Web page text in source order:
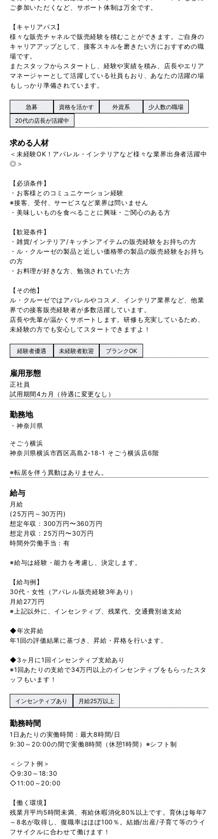
ご参加いただくなど、サポート体制は万全です。
【キャリアパス】
様々な販売チャネルで販売経験を積むことができます。ご自身の
キャリアアップとして、接客スキルを磨きたい方におすすめの職
場です。
またスタッフからスタートし、経験や実績を積み、店長やエリア
マネージャーとして活躍している社員もおり、あなたの活躍の場
もしっかり準備されています。
急募 資格を活かす 外資系
少人数の職場
20代の店長が活躍中
求める人材
＜未経験OK！アパレル・インテリアなど様々な業界出身者活躍中
◎＞
【必須条件】
・お客様とのコミュニケーション経験
※接客、受付、サービスなど業界は問いません
・美味しいものを食べることに興味・ご関心のある方
【歓迎条件】
・雑貨/インテリア/キッチンアイテムの販売経験をお持ちの方
・ル・クルーゼの製品と近しい価格帯の製品の販売経験をお持ち
の方
・お料理が好きな方、勉強されていた方
【その他】
ル・クルーゼではアパレルやコスメ、インテリア業界など、他業
界での接客販売経験者が多数活躍しています。
店長や先輩が温かくサポートします。研修も充実しているため、
未経験の方でも安心してスタートできますよ！
経験者優遇 未経験者歓迎 ブランクOK
雇用形態
正社員
試用期間4カ月（待遇に変更なし）
勤務地
神奈川県
そごう横浜
神奈川県横浜市西区高島2-18-1 そごう横浜店6階
※転居を伴う異動はありません。
給与
月給
(25万円～30万円)
想定年収：300万円〜360万円
想定月収：25万円〜30万円
時間外労働手当：有
※給与は経験・能力を考慮し、決定します。
【給与例】
30代・女性（アパレル販売経験3年あり）
月給27万円
※上記以外に、インセンティブ、残業代、交通費別途支給
◆年次昇給
年1回の評価結果に基づき、昇給・昇格を行います。
◆3ヶ月に1回インセンティブ支給あり
※1回あたりの支給で34万円以上のインセンティブをもらったスタ
ッフもいます！
インセンティブあり 月給25万以上
勤務時間
1日あたりの実働時間：最大8時間/日
9:30～20:00の間で実働8時間（休憩1時間）※シフト制
＜シフト例＞
◇9:30～18:30
◇11:00～20:00
【働く環境】
残業月平均5時間未満、有給休暇消化80%以上です。育休は毎年7
～8名が取得し、復職率はほぼ100％。結婚/出産/子育て等のライ
フサイクルに合わせて働けます！